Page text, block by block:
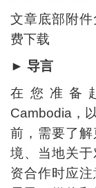
文章底部附
费下载
► 导言
在您准备
Cambodia，
前，需要了
境、当地关
资合作时应注